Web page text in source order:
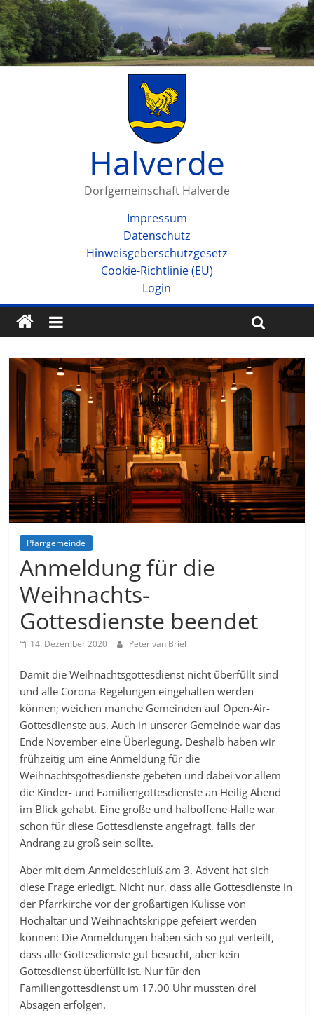
Halverde
Dorfgemeinschaft Halverde
Impressum
Datenschutz
Hinweisgeberschutzgesetz
Cookie-Richtlinie (EU)
Login
Pfarrgemeinde
Anmeldung für die
Weihnachts-
Gottesdienste beendet
14. Dezember 2020 Peter van Briel
Damit die Weihnachtsgottesdienst nicht überfüllt sind
und alle Corona-Regelungen eingehalten werden
können; weichen manche Gemeinden auf Open-Air-
Gottesdienste aus. Auch in unserer Gemeinde war das
Ende November eine Überlegung. Deshalb haben wir
frühzeitig um eine Anmeldung für die
Weihnachtsgottesdienste gebeten und dabei vor allem
die Kinder- und Familiengottesdienste an Heilig Abend
im Blick gehabt. Eine große und halboffene Halle war
schon für diese Gottesdienste angefragt, falls der
Andrang zu groß sein sollte.
Aber mit dem Anmeldeschluß am 3. Advent hat sich
diese Frage erledigt. Nicht nur, dass alle Gottesdienste in
der Pfarrkirche vor der großartigen Kulisse von
Hochaltar und Weihnachtskrippe gefeiert werden
können: Die Anmeldungen haben sich so gut verteilt,
dass alle Gottesdienste gut besucht, aber kein
Gottesdienst überfüllt ist. Nur für den
Familiengottesdienst um 17.00 Uhr mussten drei
Absagen erfolgen.